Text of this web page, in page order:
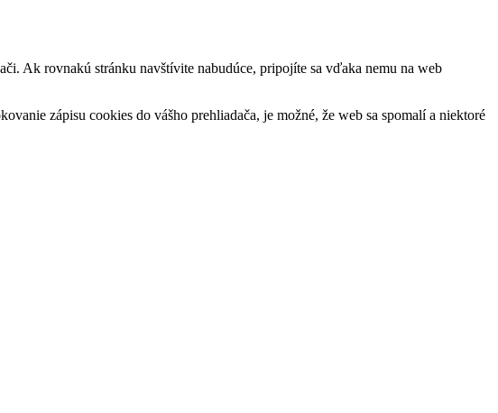
Ak rovnakú stránku navštívite nabudúce, pripojíte sa vďaka nemu na web
zápisu cookies do vášho prehliadača, je možné, že web sa spomalí a niektoré